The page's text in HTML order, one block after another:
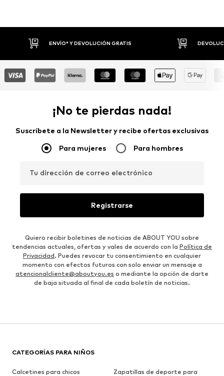
GRATIS DEVOLUCIONES HASTA 30 DÍAS
¡No te pierdas nada!
Suscríbete a la Newsletter y recibe ofertas exclusivas
Para mujeres Para hombres
Tu dirección de correo electrónico
Registrarse
Quiero recibir boletines de noticias de ABOUT YOU sobre
tendencias actuales, ofertas y vales de acuerdo con la Política de
Privacidad. Puedes revocar tu consentimiento en cualquier
momento con efectos futuros con solo enviar un mensaje a
atencionalcliente@aboutyou.es o mediante la opción de darte
de baja situada al final de cada boletín de noticias.
CATEGORÍAS PARA NIÑOS
Calcetines para chicos
Zapatillas de deporte para